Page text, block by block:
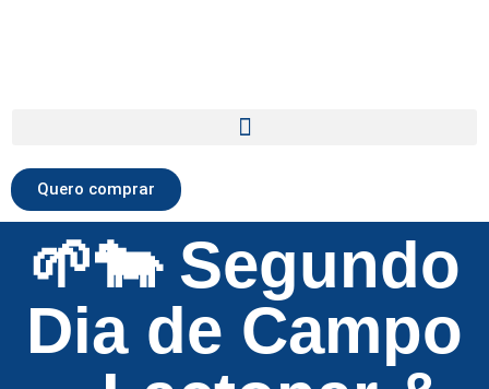
Quero comprar
🌱🐄 Segundo
Dia de Campo